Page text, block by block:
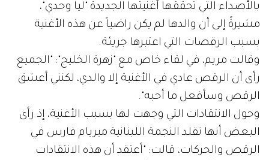
بالأصداء التي تحققها أغنيتها الجديدة "ليا وحدي"،
مشيرةً إلى أن والدها لم يكن راضياً عن هذه الأغنية
بسبب الرقصات التي اعتبرها جريئة.
وقالت مريم، في لقاء خاص مع "زهرة الخليج": "الجميع
رأى أن الرقص عادي في الأغنية إلا والدي، لكنني أعشق
الرقص وسأفعل ما أحبه".
وحول الانتقادات التي وجهت لها بسبب الأغنية، إذ رأى
البعض أنها تقلد النجمة اللبنانية ميريام فارس في
الرقص والحركات، قالت: "أعتقد أن هذه الانتقادات